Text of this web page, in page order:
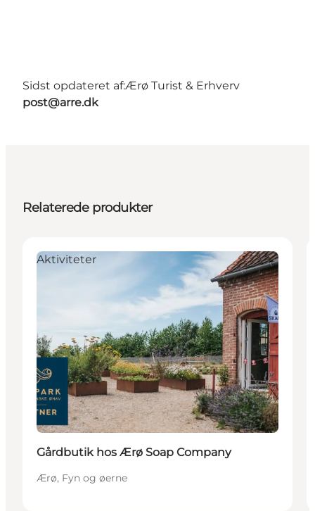
Sidst opdateret af:Ærø Turist & Erhverv
post@arre.dk
Relaterede produkter
Aktiviteter
Gårdbutik hos Ærø Soap Company
Ærø, Fyn og øerne